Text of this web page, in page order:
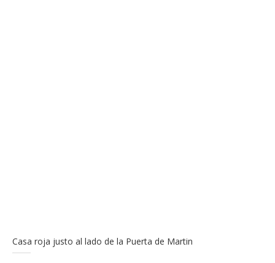
Casa roja justo al lado de la Puerta de Martin